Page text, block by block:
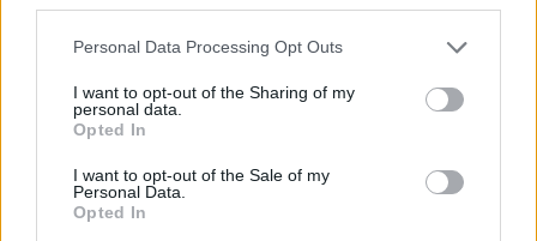
Personal Data Processing Opt Outs
I want to opt-out of the Sharing of my
personal data.
Opted In
I want to opt-out of the Sale of my
Personal Data.
Opted In
regisztrációhoz kötött.
Az előfizetés a következőket tartalmazza:
Portfolio.hu teljes cikkarchívum
Kötéslisták: BÉT elmúlt 2 év napon belüli
kötéslistái